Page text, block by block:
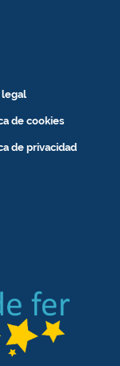
legal
de cookies
de privacidad